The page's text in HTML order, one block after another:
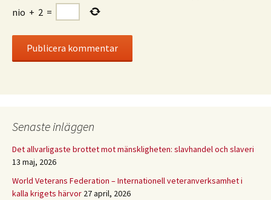
nio + 2 =
Senaste inläggen
Det allvarligaste brottet mot mänskligheten: slavhandel och slaveri
13 maj, 2026
World Veterans Federation – Internationell veteranverksamhet i
kalla krigets härvor 27 april, 2026